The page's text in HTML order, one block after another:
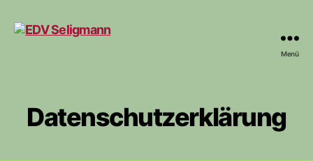
Menü
Datenschutzerklärung